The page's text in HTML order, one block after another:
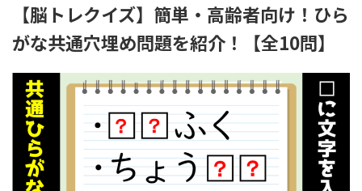
【脳トレクイズ】簡単・高齢者向け！ひら
がな共通穴埋め問題を紹介！【全10問】